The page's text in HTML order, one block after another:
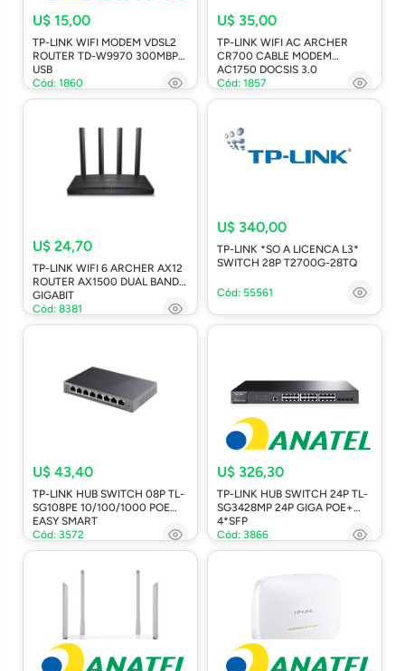
U$ 15,00
TP-LINK WIFI MODEM VDSL2
ROUTER TD-W9970 300MBPS
USB
Cód: 1860
U$ 35,00
TP-LINK WIFI AC ARCHER
CR700 CABLE MODEM
AC1750 DOCSIS 3.0
Cód: 1857
U$ 24,70
TP-LINK WIFI 6 ARCHER AX12
ROUTER AX1500 DUAL BAND
GIGABIT
Cód: 8381
U$ 340,00
TP-LINK *SO A LICENCA L3*
SWITCH 28P T2700G-28TQ
Cód: 55561
U$ 43,40
TP-LINK HUB SWITCH 08P TL-
SG108PE 10/100/1000 POE
EASY SMART
Cód: 3572
U$ 326,30
TP-LINK HUB SWITCH 24P TL-
SG3428MP 24P GIGA POE+
4*SFP
Cód: 3866